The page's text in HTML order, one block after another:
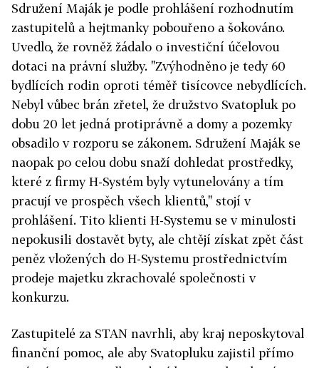
Sdružení Maják je podle prohlášení rozhodnutím
zastupitelů a hejtmanky pobouřeno a šokováno.
Uvedlo, že rovněž žádalo o investiční účelovou
dotaci na právní služby. "Zvýhodněno je tedy 60
bydlících rodin oproti téměř tisícovce nebydlících.
Nebyl vůbec brán zřetel, že družstvo Svatopluk po
dobu 20 let jedná protiprávně a domy a pozemky
obsadilo v rozporu se zákonem. Sdružení Maják se
naopak po celou dobu snaží dohledat prostředky,
které z firmy H-Systém byly vytunelovány a tím
pracují ve prospěch všech klientů," stojí v
prohlášení. Tito klienti H-Systemu se v minulosti
nepokusili dostavět byty, ale chtějí získat zpět část
peněz vložených do H-Systemu prostřednictvím
prodeje majetku zkrachovalé společnosti v
konkurzu.
Zastupitelé za STAN navrhli, aby kraj neposkytoval
finanční pomoc, ale aby Svatopluku zajistil přímo